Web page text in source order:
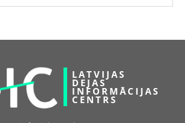
LATVIJAS
DEJAS
INFORMĀCIJAS
CENTRS